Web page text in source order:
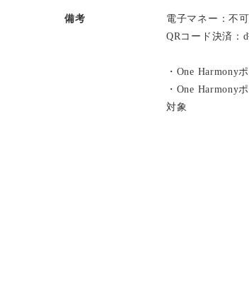
備考
電子マネー：不可
QRコード決済：
・One Harmony
・One Harmony
対象